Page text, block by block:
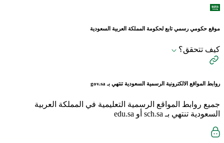
موقع حكومي رسمي تابع لحكومة المملكة العربية السعودية
كيف تتحقق؟
روابط المواقع الالكترونية الرسمية السعودية تنتهي بـ gov.sa
جميع روابط المواقع الرسمية التعليمية في المملكة العربية
السعودية تنتهي بـ sch.sa أو edu.sa